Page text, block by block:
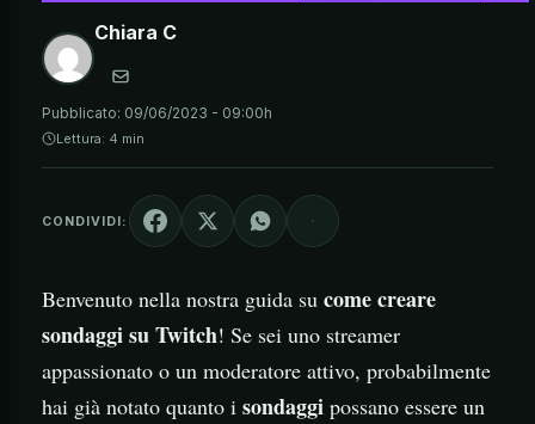
Chiara C
Pubblicato: 09/06/2023 - 09:00h
Lettura: 4 min
CONDIVIDI:
Benvenuto nella nostra guida su come creare
sondaggi su Twitch! Se sei uno streamer
appassionato o un moderatore attivo, probabilmente
hai già notato quanto i sondaggi possano essere un